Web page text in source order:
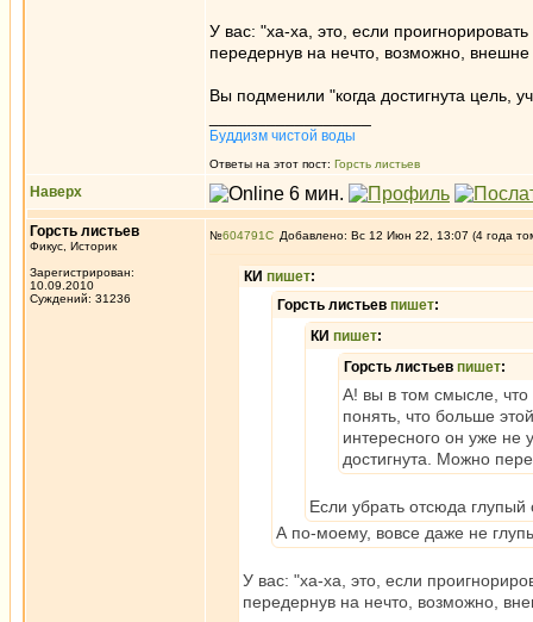
У вас: "ха-ха, это, если
передернув на нечто, возможно,
Вы подменили "когда достигнута цель,
Буддизм чистой воды
Ответы на этот пост: Горсть листьев
Наверх
Горсть листьев
Фикус, Историк
Зарегистрирован:
10.09.2010
Суждений: 31236
№604791 Добавлено: Вс 12 Июн 22, 13:07 (4 года
КИ пишет:
Горсть листьев пишет:
КИ пишет:
Горсть листьев пишет:
А! вы в том смысле, что
понять, что больше
интересного он уже не
достигнута. Можно
Если убрать отсюда глупый
А по-моему, вовсе даже не
У вас: "ха-ха, это, если
передернув на нечто, возможно,